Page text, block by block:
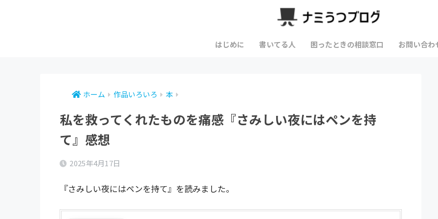
はじめに 書いてる人 困ったときの相談窓口 お問い合わ
ホーム 作品いろいろ 本
私を救ってくれたものを痛感『さみしい夜にはペンを持
て』感想
2025年4月17日
『さみしい夜にはペンを持て』を読みました。